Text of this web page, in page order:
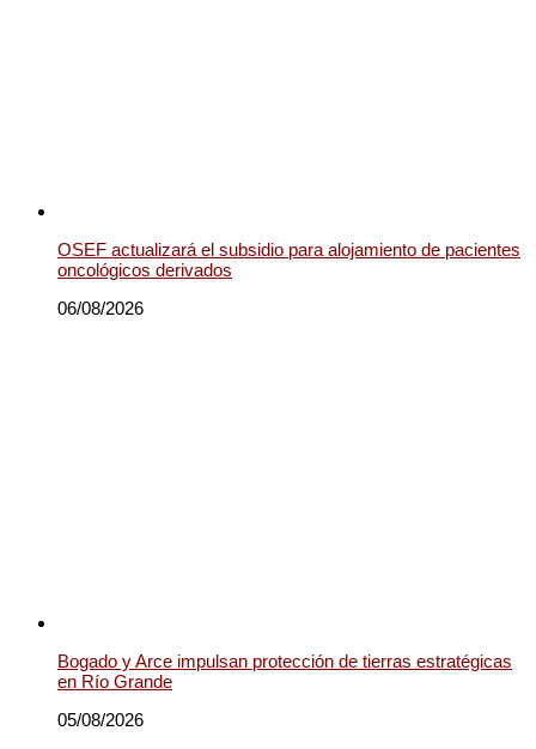
OSEF actualizará el subsidio para alojamiento de pacientes
oncológicos derivados
06/08/2026
Bogado y Arce impulsan protección de tierras estratégicas
en Río Grande
05/08/2026